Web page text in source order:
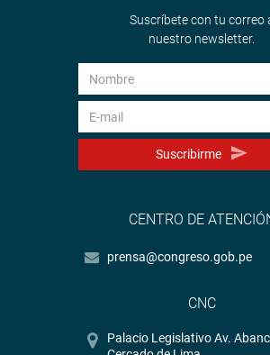
Suscríbete con tu correo
nuestro newsletter.
Suscribirme
CENTRO DE
prensa@congreso.gob.pe
CNC
Palacio Legislativo Av.